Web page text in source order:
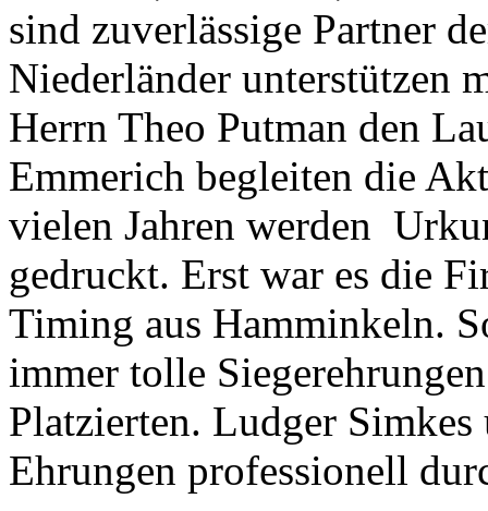
sind zuverlässige Partner
Niederländer unterstützen
Herrn Theo Putman den
Emmerich begleiten die
vielen Jahren werden
gedruckt. Erst war es die
Timing aus Hamminkeln.
immer tolle
Platzierten. Ludger
Ehrungen professionell